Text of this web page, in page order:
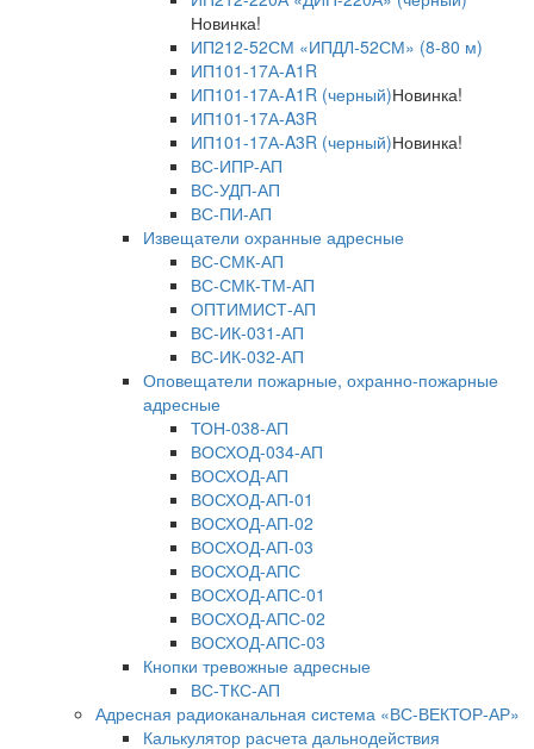
Новинка!
ИП212-52СМ «ИПДЛ-52СМ» (8-80 м)
ИП101-17А-A1R
ИП101-17А-A1R (черный)Новинка!
ИП101-17А-A3R
ИП101-17А-A3R (черный)Новинка!
ВС-ИПР-АП
ВС-УДП-АП
ВС-ПИ-АП
Извещатели охранные адресные
ВС-СМК-АП
ВС-СМК-ТМ-АП
ОПТИМИСТ-АП
ВС-ИК-031-АП
ВС-ИК-032-АП
Оповещатели пожарные, охранно-пожарные
адресные
ТОН-038-АП
ВОСХОД-034-АП
ВОСХОД-АП
ВОСХОД-АП-01
ВОСХОД-АП-02
ВОСХОД-АП-03
ВОСХОД-АПС
ВОСХОД-АПС-01
ВОСХОД-АПС-02
ВОСХОД-АПС-03
Кнопки тревожные адресные
ВС-ТКС-АП
Адресная радиоканальная система «ВС-ВЕКТОР-АР»
Калькулятор расчета дальнодействия